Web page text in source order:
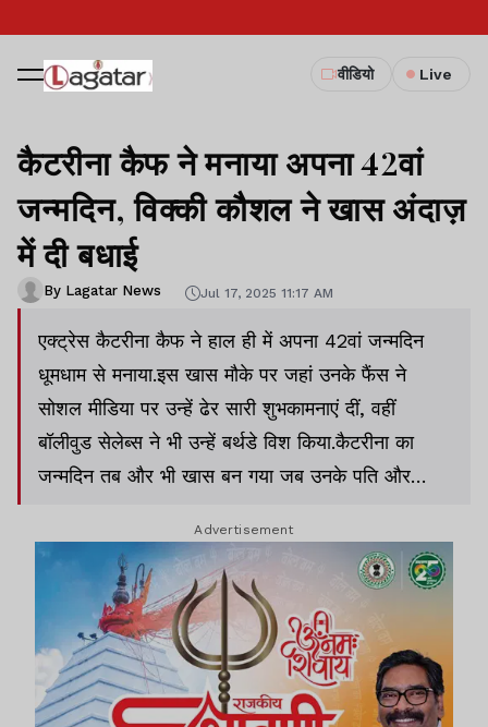
वीडियो Live
कैटरीना कैफ ने मनाया अपना 42वां
जन्मदिन, विक्की कौशल ने खास अंदाज़
में दी बधाई
By Lagatar News Jul 17, 2025 11:17 AM
एक्ट्रेस कैटरीना कैफ ने हाल ही में अपना 42वां जन्मदिन
धूमधाम से मनाया.इस खास मौके पर जहां उनके फैंस ने
सोशल मीडिया पर उन्हें ढेर सारी शुभकामनाएं दीं, वहीं
बॉलीवुड सेलेब्स ने भी उन्हें बर्थडे विश किया.कैटरीना का
जन्मदिन तब और भी खास बन गया जब उनके पति और
बर्थडे पोस्ट शेयर किया.
Advertisement